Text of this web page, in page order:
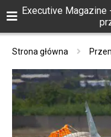
Executive
Strona główna